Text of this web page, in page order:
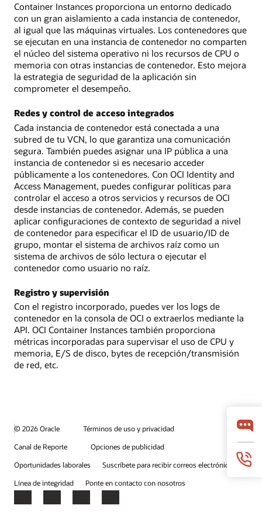
Container Instances proporciona un entorno dedicado
con un gran aislamiento a cada instancia de contenedor,
al igual que las máquinas virtuales. Los contenedores que
se ejecutan en una instancia de contenedor no comparten
el núcleo del sistema operativo ni los recursos de CPU o
memoria con otras instancias de contenedor. Esto mejora
la estrategia de seguridad de la aplicación sin
comprometer el desempeño.
Redes y control de acceso integrados
Cada instancia de contenedor está conectada a una
subred de tu VCN, lo que garantiza una comunicación
segura. También puedes asignar una IP pública a una
instancia de contenedor si es necesario acceder
públicamente a los contenedores. Con OCI Identity and
Access Management, puedes configurar políticas para
controlar el acceso a otros servicios y recursos de OCI
desde instancias de contenedor. Además, se pueden
aplicar configuraciones de contexto de seguridad a nivel
de contenedor para especificar el ID de usuario/ID de
grupo, montar el sistema de archivos raíz como un
sistema de archivos de sólo lectura o ejecutar el
contenedor como usuario no raíz.
Registro y supervisión
Con el registro incorporado, puedes ver los logs de
contenedor en la consola de OCI o extraerlos mediante la
API. OCI Container Instances también proporciona
métricas incorporadas para supervisar el uso de CPU y
memoria, E/S de disco, bytes de recepción/transmisión
de red, etc.
© 2026 Oracle
Términos de uso y privacidad
Canal de Reporte
Opciones de publicidad
Oportunidades laborales
Suscríbete para recibir correos electrónicos
Línea de integridad
Ponte en contacto con nosotros
Facebook
X LinkedInYouTube